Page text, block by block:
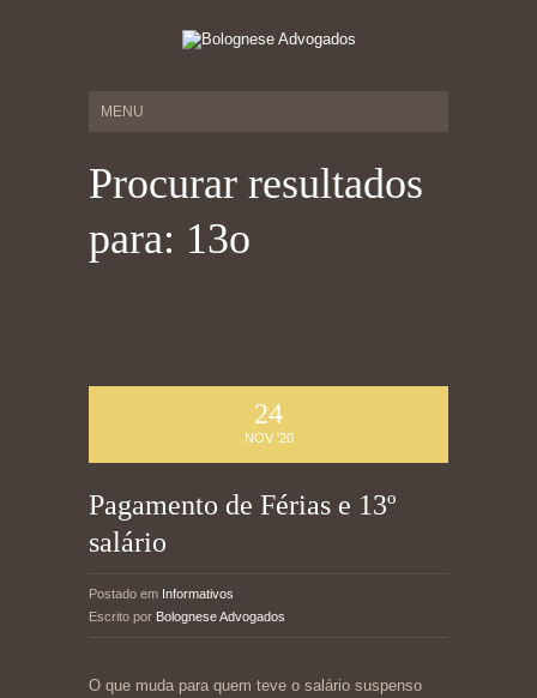
Procurar resultados
para: 13o
24
NOV '20
Pagamento de Férias e 13º
salário
Postado em Informativos
Escrito por Bolognese Advogados
O que muda para quem teve o salário suspenso